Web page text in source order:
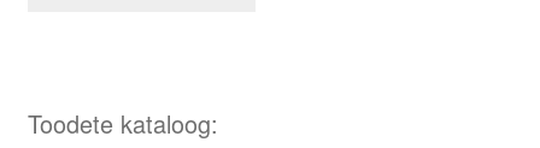
Toodete kataloog: